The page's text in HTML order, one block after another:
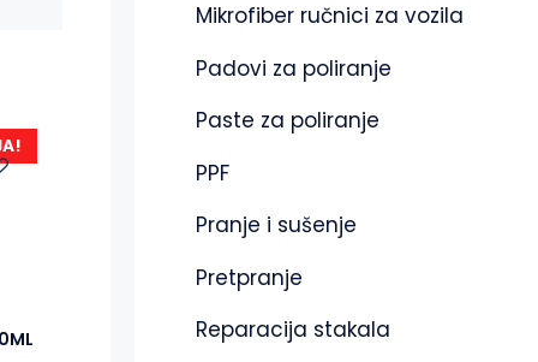
Mikrofiber ručnici za vozila
Padovi za poliranje
Paste za poliranje
PPF
Pranje i sušenje
Pretpranje
Reparacija stakala